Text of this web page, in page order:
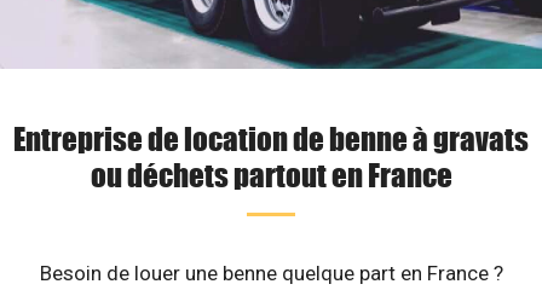
Entreprise de location de benne à gravats
ou déchets partout en France
Besoin de louer une benne quelque part en France ?